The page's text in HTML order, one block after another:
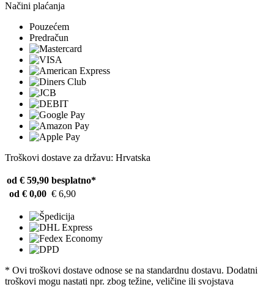
Načini plaćanja
Pouzećem
Predračun
Troškovi dostave za državu: Hrvatska
od € 59,90 besplatno*
od € 0,00 € 6,90
* Ovi troškovi dostave odnose se na standardnu ​​dostavu. Dodatni
troškovi mogu nastati npr. zbog težine, veličine ili svojstava